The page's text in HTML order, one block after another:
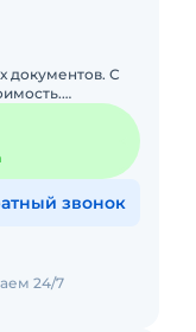
документов. С
аренда.
звонок
24/7